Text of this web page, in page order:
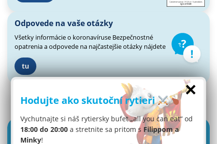
Odpovede na vaše otázky
Všetky informácie o koronavíruse Bezpečnostné
opatrenia a odpovede na najčastejšie otázky nájdete
tu
×
Hodujte ako skutoční rytieri
Vychutnajte si náš rytiersky bufet „all you can eat“ od
18:00 do 20:00 a stretnite sa pritom s Filippom a
Minky!